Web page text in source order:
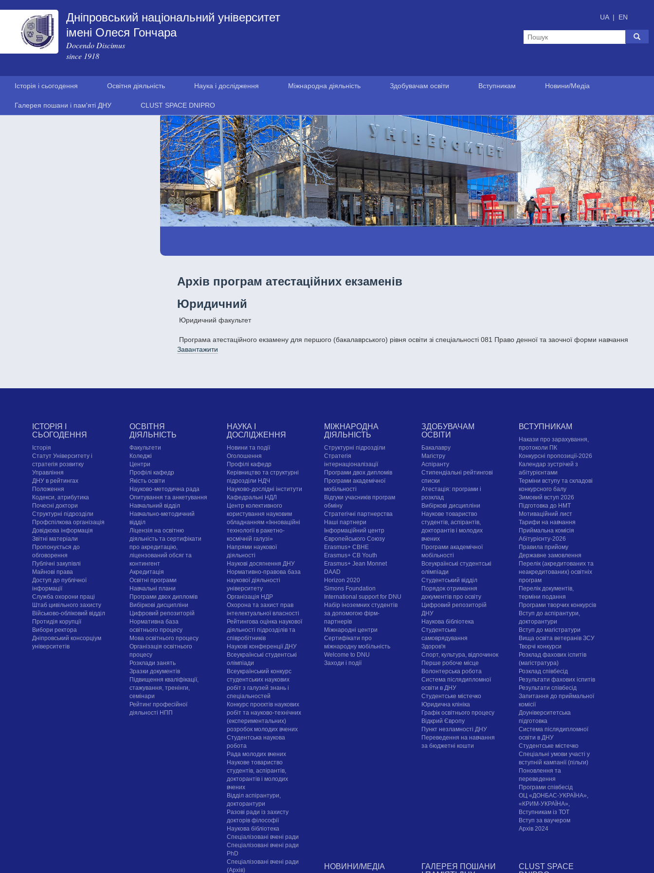
Дніпровський національний університет
імені Олеся Гончара
Docendo Discimus
since 1918
UA | EN
Історія і сьогодення Освітня діяльність Наука і дослідження Міжнародна діяльність Здобувачам освіти Вступникам Новини/Медіа
Галерея пошани і пам'яті ДНУ CLUST SPACE DNIPRO
Архів програм атестаційних екзаменів
Юридичний
Юридичний факультет
Програма атестаційного екзамену для першого (бакалаврського) рівня освіти зі спеціальності 081 Право денної та заочної форми навчання
Завантажити
ІСТОРІЯ І
СЬОГОДЕННЯ
Історія
Статут Університету і
стратегія розвитку
Управління
ДНУ в рейтингах
Положення
Кодекси, атрибутика
Почесні доктори
Структурні підрозділи
Профспілкова організація
Довідкова інформація
Звітні матеріали
Пропонується до
обговорення
Публічні закупівлі
Майнові права
Доступ до публічної
інформації
Служба охорони праці
Штаб цивільного захисту
Військово-обліковий відділ
Протидія корупції
Вибори ректора
Дніпровський консорціум
університетів
ОСВІТНЯ
ДІЯЛЬНІСТЬ
Факультети
Коледжі
Центри
Профілі кафедр
Якість освіти
Науково-методична рада
Опитування та анкетування
Навчальний відділ
Навчально-методичний
відділ
Ліцензія на освітню
діяльність та сертифікати
про акредитацію,
ліцензований обсяг та
контингент
Акредитація
Освітні програми
Навчальні плани
Програми двох дипломів
Вибіркові дисципліни
Цифровий репозиторій
Нормативна база
освітнього процесу
Мова освітнього процесу
Організація освітнього
процесу
Розклади занять
Зразки документів
Підвищення кваліфікації,
стажування, тренінги,
семінари
Рейтинг професійної
діяльності НПП
НАУКА І
ДОСЛІДЖЕННЯ
Новини та події
Оголошення
Профілі кафедр
Керівництво та структурні
підрозділи НДЧ
Науково-дослідні інститути
Кафедральні НДЛ
Центр колективного
користування науковим
обладнанням «Інноваційні
технології в ракетно-
космічній галузі»
Напрями наукової
діяльності
Наукові досягнення ДНУ
Нормативно-правова база
наукової діяльності
університету
Організація НДР
Охорона та захист прав
інтелектуальної власності
Рейтингова оцінка наукової
діяльності підрозділів та
співробітників
Наукові конференції ДНУ
Всеукраїнські студентські
олімпіади
Всеукраїнський конкурс
студентських наукових
робіт з галузей знань і
спеціальностей
Конкурс проєктів наукових
робіт та науково-технічних
(експериментальних)
розробок молодих вчених
Студентська наукова
робота
Рада молодих вчених
Наукове товариство
студентів, аспірантів,
докторантів і молодих
вчених
Відділ аспірантури,
докторантури
Разові ради із захисту
докторів філософії
Наукова бібліотека
Спеціалізовані вчені ради
Спеціалізовані вчені ради
PhD
Спеціалізовані вчені ради
(Архів)
МІЖНАРОДНА
ДІЯЛЬНІСТЬ
Структурні підрозділи
Стратегія
інтернаціоналізації
Програми двох дипломів
Програми академічної
мобільності
Відгуки учасників програм
обміну
Стратегічні партнерства
Наші партнери
Інформаційний центр
Європейського Союзу
Erasmus+ CBHE
Erasmus+ CB Youth
Erasmus+ Jean Monnet
DAAD
Horizon 2020
Simons Foundation
International support for DNU
Набір іноземних студентів
за допомогою фірм-
партнерів
Міжнародні центри
Сертифікати про
міжнародну мобільність
Welcome to DNU
Заходи і події
ЗДОБУВАЧАМ
ОСВІТИ
Бакалавру
Магістру
Аспіранту
Стипендіальні рейтингові
списки
Атестація: програми і
розклад
Вибіркові дисципліни
Наукове товариство
студентів, аспірантів,
докторантів і молодих
вчених
Програми академічної
мобільності
Всеукраїнські студентські
олімпіади
Студентський відділ
Порядок отримання
документів про освіту
Цифровий репозиторій
ДНУ
Наукова бібліотека
Студентське
самоврядування
Здоров'я
Спорт, культура, відпочинок
Перше робоче місце
Волонтерська робота
Система післядипломної
освіти в ДНУ
Cтудентське містечко
Юридична клініка
Графік освітнього процесу
Відкрий Європу
Пункт незламності ДНУ
Переведення на навчання
за бюджетні кошти
ВСТУПНИКАМ
Накази про зарахування,
протоколи ПК
Конкурсні пропозиції-2026
Календар зустрічей з
абітурієнтами
Терміни вступу та складові
конкурсного балу
Зимовий вступ 2026
Підготовка до НМТ
Мотиваційний лист
Тарифи на навчання
Приймальна комісія
Абітурієнту-2026
Правила прийому
Державне замовлення
Перелік (акредитованих та
неакредитованих) освітніх
програм
Перелік документів,
терміни подання
Програми творчих конкурсiв
Вступ до аспірантури,
докторантури
Вступ до магістратури
Вища освіта ветеранів ЗСУ
Творчі конкурси
Розклад фахових іспитів
(магістратура)
Розклад співбесід
Результати фахових іспитів
Результати співбесід
Запитання до приймальної
комісії
Доуніверситетська
підготовка
Система післядипломної
освіти в ДНУ
Cтудентське містечко
Спеціальні умови участі у
вступній кампанії (пільги)
Поновлення та
переведення
Програми співбесід
ОЦ «ДОНБАС-УКРАЇНА»,
«КРИМ-УКРАЇНА»,
Вступникам із ТОТ
Вступ за ваучером
Архів 2024
НОВИНИ/МЕДІА
ГАЛЕРЕЯ ПОШАНИ
CLUST SPACE